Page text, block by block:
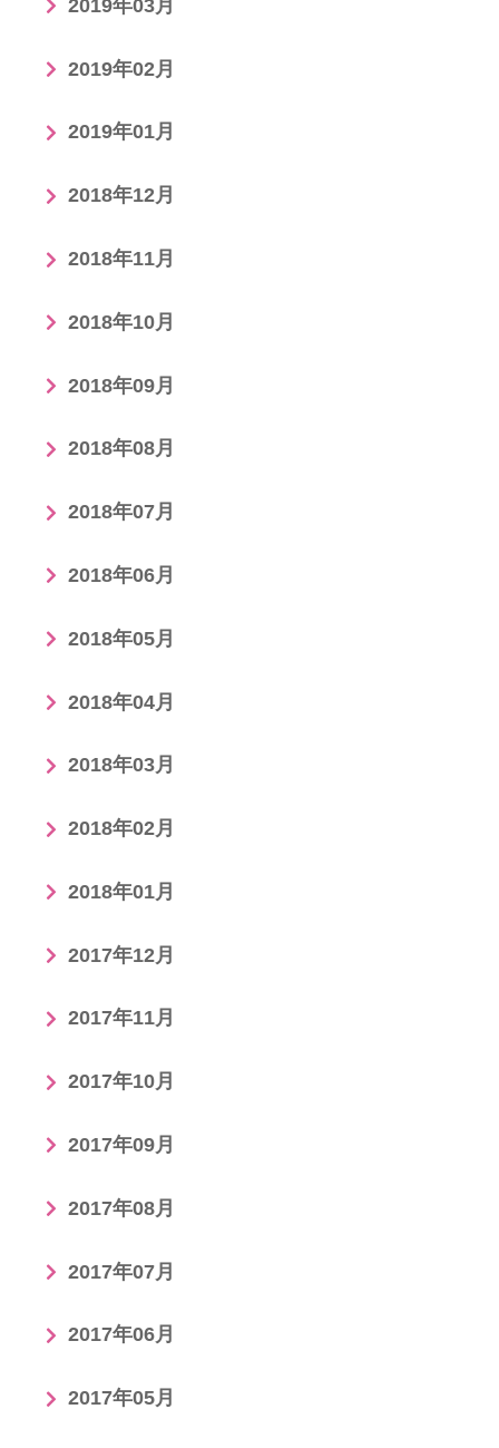
2019年03月
2019年02月
2019年01月
2018年12月
2018年11月
2018年10月
2018年09月
2018年08月
2018年07月
2018年06月
2018年05月
2018年04月
2018年03月
2018年02月
2018年01月
2017年12月
2017年11月
2017年10月
2017年09月
2017年08月
2017年07月
2017年06月
2017年05月